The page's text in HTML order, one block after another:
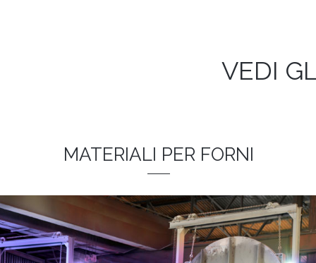
VEDI
MATERIALI PER FORNI